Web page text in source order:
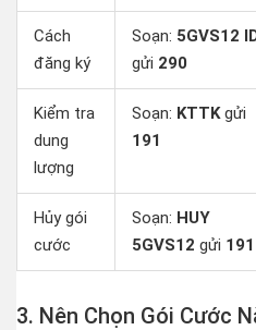
Cách
đăng ký
Soạn: 5GVS12
gửi 290
Kiểm tra
dung
lượng
Soạn: KTTKgửi
191
Hủy gói
cước
Soạn: HUY
5GVS12 gửi 191
3. Nên Chọn Gói Cước